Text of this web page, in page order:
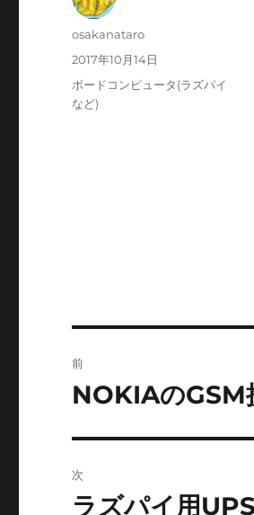
投
osakanataro
投
稿
日:
2017年10月14日
カ
テ
ボードコンピュータ(ラズパイ
など)
稿
ゲ
前
前
投
稿:
NOKIAのGSM
次
次
ラズパイ用